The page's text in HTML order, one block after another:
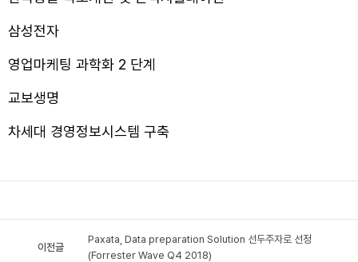
삼성전자
영업마케팅 과학화 2 단계
교보생명
차세대 경영정보시스템 구축
이전글
Paxata, Data preparation Solution 선두주자로 선정
(Forrester Wave Q4 2018)